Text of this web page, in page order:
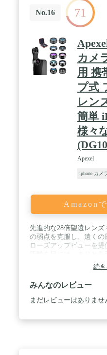
境によって異なる場合
でも音に妥協なし、プ
ーカフは12mmデュアル
がりのある音場を実現
トドライバーと比べ、よ
果的に駆動します。振
確になり、音の歪みも
表現において優れた性
ディオアワードVGP
得、プロも太鼓判の音
届けします。 / 【マルチ
フをより便利に】
続性と低遅延を実現し
にも対応し、PCで音楽
中にスマホにかかって
単です。 / 【専用アプリ
「PeatsAudio」ではイコ
定のほか、ファームウ
ズムを採用、「ダイナミ
と、より迫力のあるサ
す。さらに、新機能「
のアルゴリズムで音源
イブ会場にいるかのよ
響を提供します。
No.16 71
カメ
用 携
プ式
レン
簡単
様々
Apexel
iphone カメラ
Amazon
先進的な28倍望遠レン
の弱点を克服し、遠くの
ローズアップビューを
に】当社の28倍望遠レ
を組み合わせ、約8000m
ることができます。 基
ーム写真、天体観測、
かりと機能する万能ツー
続
みんなのレビュー
まだレビューはありませ